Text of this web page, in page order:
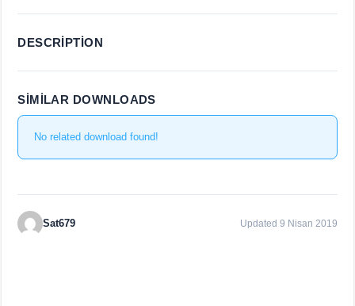
DESCRIPTION
SIMILAR DOWNLOADS
No related download found!
Sat679 Updated 9 Nisan 2019